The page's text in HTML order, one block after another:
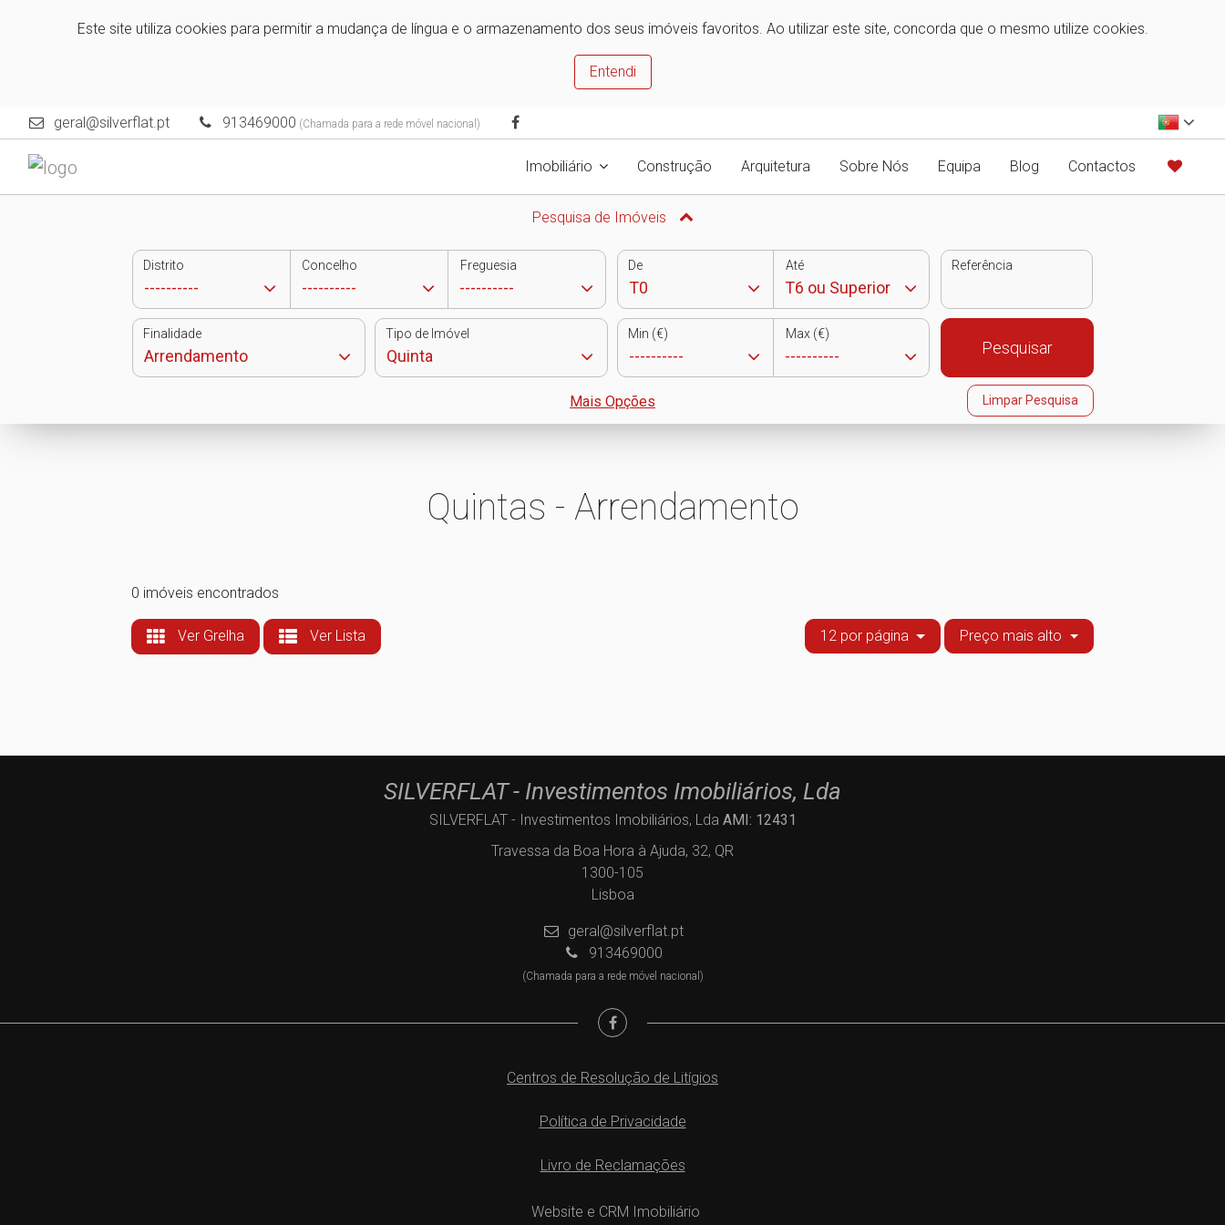
Este site utiliza cookies para permitir a mudança de língua e o armazenamento dos seus imóveis favoritos. Ao utilizar este site, concorda que o mesmo utilize cookies.
Entendi
geral@silverflat.pt 913469000 (Chamada para a rede móvel nacional)
Imobiliário Construção Arquitetura Sobre Nós Equipa Blog Contactos
Pesquisa de Imóveis
Distrito Concelho Freguesia De Até Referência
Finalidade Tipo de Imóvel Min (€) Max (€)
Pesquisar
Mais Opções Limpar Pesquisa
Quintas - Arrendamento
0 imóveis encontrados
Ver Grelha Ver Lista 12 por página Preço mais alto
SILVERFLAT - Investimentos Imobiliários, Lda
SILVERFLAT - Investimentos Imobiliários, Lda AMI: 12431
Travessa da Boa Hora à Ajuda, 32, QR
1300-105
Lisboa
geral@silverflat.pt
913469000
(Chamada para a rede móvel nacional)
Centros de Resolução de Litígios
Política de Privacidade
Livro de Reclamações
Website e CRM Imobiliário